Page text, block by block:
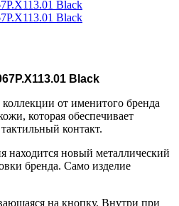
Black
от именитого бренда
которая обеспечивает
контакт.
находится новый металлический
бренда. Само изделие
на кнопку. Внутри при